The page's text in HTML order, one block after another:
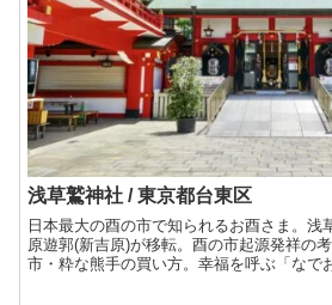
浅草鷲神社 / 東京都台東区
日本最大の酉の市で知られるお酉さま。浅
原遊郭(新吉原)が移転。酉の市起源発祥の
市・粋な熊手の買い方。幸福を呼ぶ「なで